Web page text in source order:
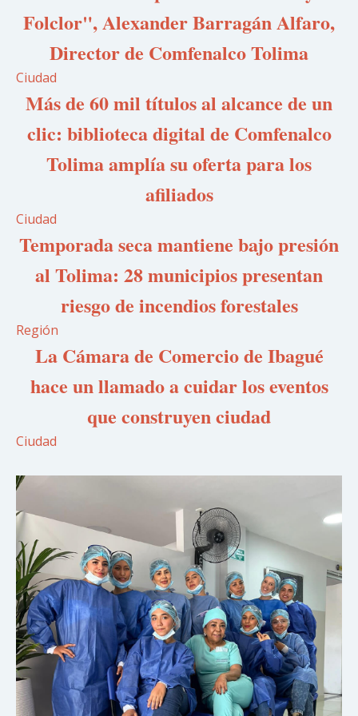
Folclor", Alexander Barragán Alfaro,
Director de Comfenalco Tolima
Ciudad
Más de 60 mil títulos al alcance de un
clic: biblioteca digital de Comfenalco
Tolima amplía su oferta para los
afiliados
Ciudad
Temporada seca mantiene bajo presión
al Tolima: 28 municipios presentan
riesgo de incendios forestales
Región
La Cámara de Comercio de Ibagué
hace un llamado a cuidar los eventos
que construyen ciudad
Ciudad